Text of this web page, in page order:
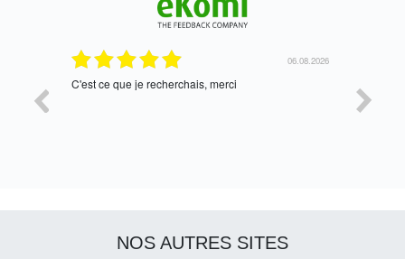
06.08.2026
tres bien
NOS AUTRES SITES